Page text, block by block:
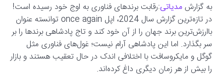
به گزارشمدیاتی:رقابت برندهای فناوری به اوج خود رسیده است!
در تازه‌ترین گزارش سال 2024، اپل once again توانسته عنوان
باارزش‌ترین برند جهان را از آن خود کند و تاج پادشاهی برندها را بر
سر بگذارد. اما این پادشاهی آرام نیست؛ غول‌های فناوری مثل
گوگل و مایکروسافت با اختلافی اندک در حال تعقیب هستند و بازار
را بیش از هر زمان دیگری داغ کرده‌اند.